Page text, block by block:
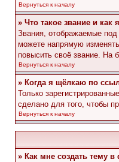
Вернуться к началу
» Что такое звание и как
Звания, отображаемые
можете напрямую
повысить своё звание. На
Вернуться к началу
» Когда я щёлкаю по
Только
сделано для того, чтобы
Вернуться к началу
» Как мне создать тему